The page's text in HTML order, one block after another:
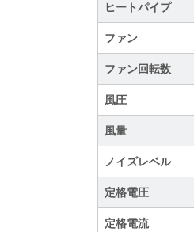
ヒートパイプ
ファン
ファン回転数
風圧
風量
ノイズレベル
定格電圧
定格電流